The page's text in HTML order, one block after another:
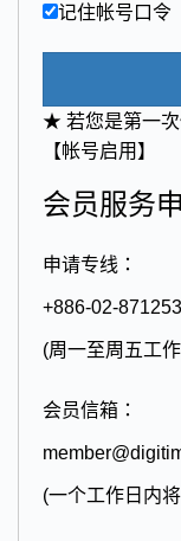
记住帐号口令
★ 若您是第一
【帐号启用】
会员服务
申请专线：
+886-02-
(周一至周五工
会员信箱：
(一个工作日内